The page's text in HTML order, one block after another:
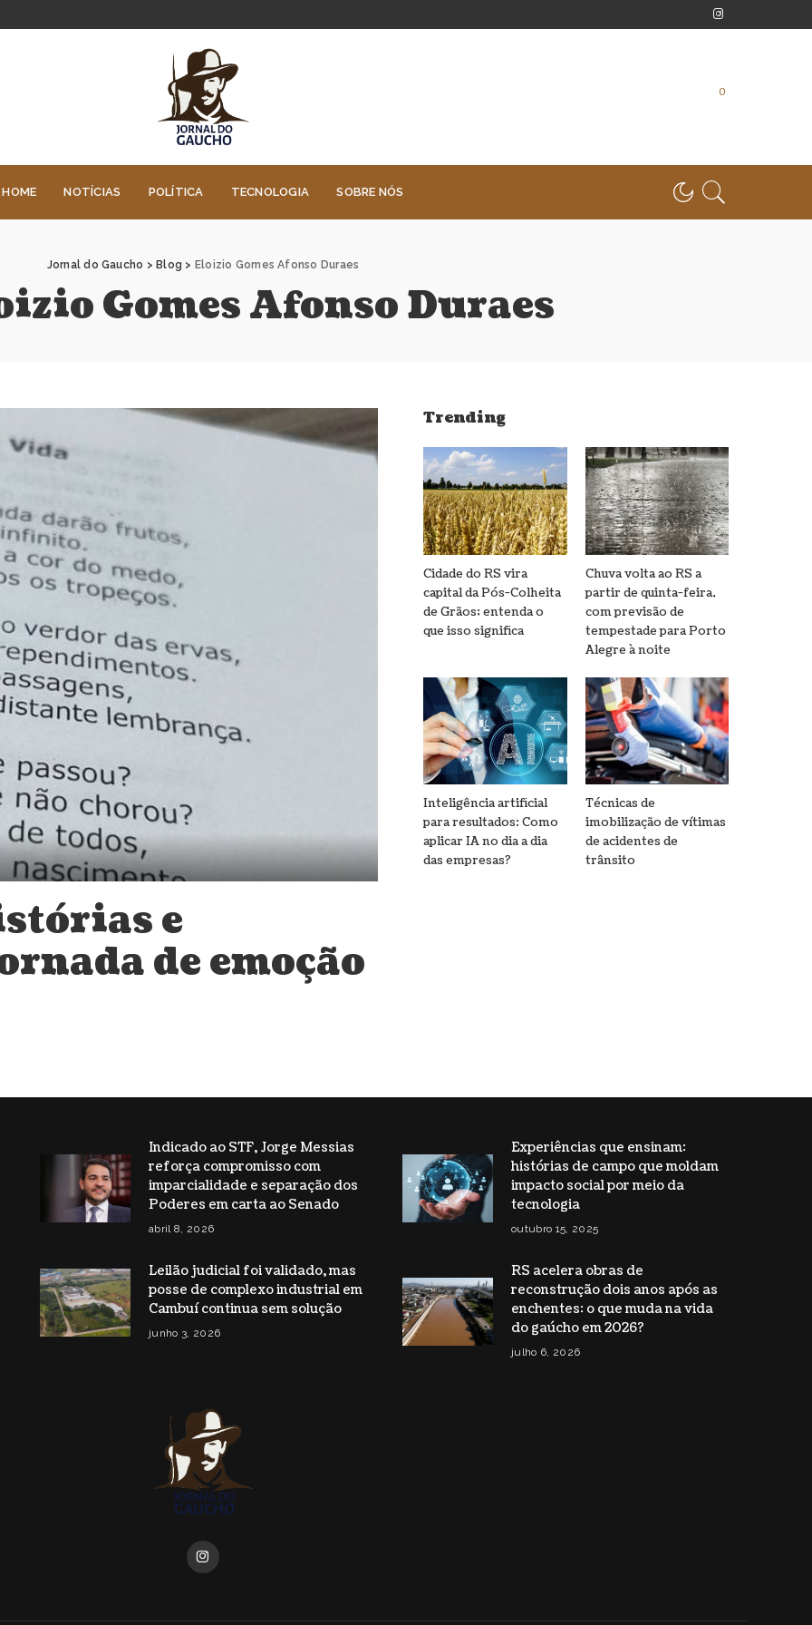
0
HOME NOTÍCIAS POLÍTICA TECNOLOGIA SOBRE NÓS
Jornal do Gaucho > Blog > Eloizio Gomes Afonso Duraes
Gomes Afonso Duraes
e
de emoção
Trending
Cidade do RS vira
capital da Pós-Colheita
de Grãos; entenda o
que isso significa
Chuva volta ao RS a
partir de quinta-feira,
com previsão de
tempestade para Porto
Alegre à noite
Inteligência artificial
para resultados: Como
aplicar IA no dia a dia
das empresas?
Técnicas de
imobilização de vítimas
de acidentes de
trânsito
Indicado ao STF, Jorge Messias
reforça compromisso com
imparcialidade e separação dos
Poderes em carta ao Senado
abril 8, 2026
Leilão judicial foi validado, mas
posse de complexo industrial em
Cambuí continua sem solução
junho 3, 2026
Experiências que ensinam:
histórias de campo que moldam
impacto social por meio da
tecnologia
outubro 15, 2025
RS acelera obras de
reconstrução dois anos após as
enchentes: o que muda na vida
do gaúcho em 2026?
julho 6, 2026